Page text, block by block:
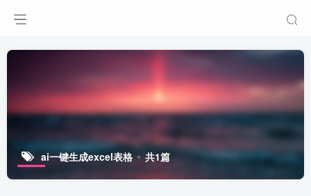
ai一键生成excel表格 共1篇